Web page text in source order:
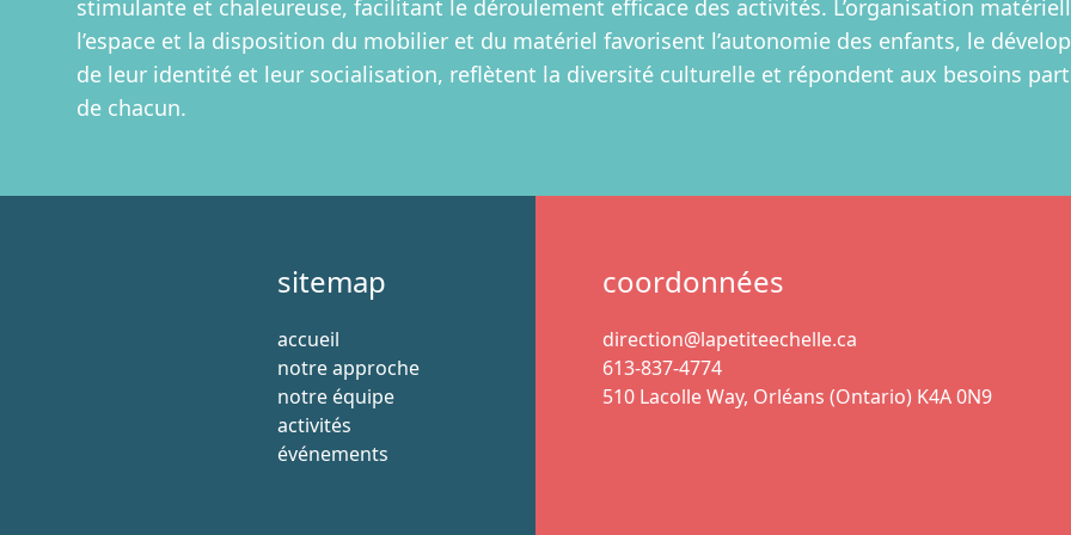
stimulante et chaleureuse, facilitant le déroulement efficace des activités. L’organisation
l’espace et la disposition du mobilier et du matériel favorisent l’autonomie des enfants, le
de leur identité et leur socialisation, reflètent la diversité culturelle et répondent aux besoins
de chacun.
sitemap
accueil
notre approche
notre équipe
activités
événements
coordonnées
direction@lapetiteechelle.ca
613-837-4774
510 Lacolle Way, Orléans (Ontario) K4A 0N9